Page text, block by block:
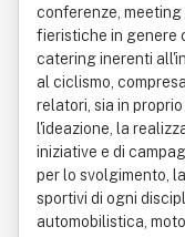
conferenze,
fieristiche in genere
catering inerenti
al ciclismo,
relatori, sia in proprio
l'ideazione, la
iniziative e di
per lo svolgimento,
sportivi di ogni
automobilistica,